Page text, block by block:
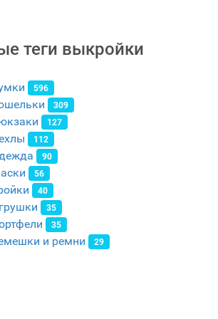
теги выкройки
596
309
127
112
90
56
40
35
35
и ремни 29